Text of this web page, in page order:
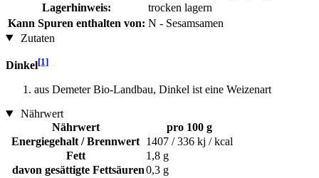
Lagerhinweis:
trocken lagern
Kann Spuren enthalten von: N - Sesamsamen
Zutaten
Dinkel[1]
aus Demeter Bio-Landbau, Dinkel ist eine Weizenart
Nährwert
Nährwert
pro 100 g
Energiegehalt / Brennwert 1407 / 336 kj / kcal
Fett
1,8 g
davon gesättigte Fettsäuren0,3 g